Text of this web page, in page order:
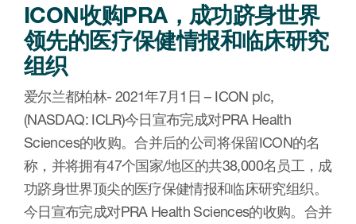
ICON收购PRA，成功跻身世界
领先的医疗保健情报和临床研究
组织
爱尔兰都柏林- 2021年7月1日 – ICON plc,
(NASDAQ: ICLR)今日宣布完成对PRA Health
Sciences的收购。合并后的公司将保留ICON的名
称，并将拥有47个国家/地区的共38,000名员工，成
功跻身世界顶尖的医疗保健情报和临床研究组织。
今日宣布完成对PRA Health Sciences的收购。合并